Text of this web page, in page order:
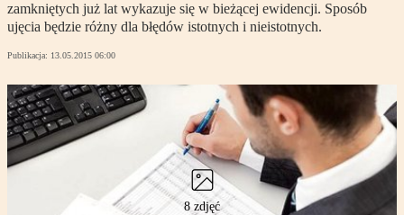
zamkniętych już lat wykazuje się w bieżącej ewidencji. Sposób
ujęcia będzie różny dla błędów istotnych i nieistotnych.
Publikacja: 13.05.2015 06:00
8 zdjęć